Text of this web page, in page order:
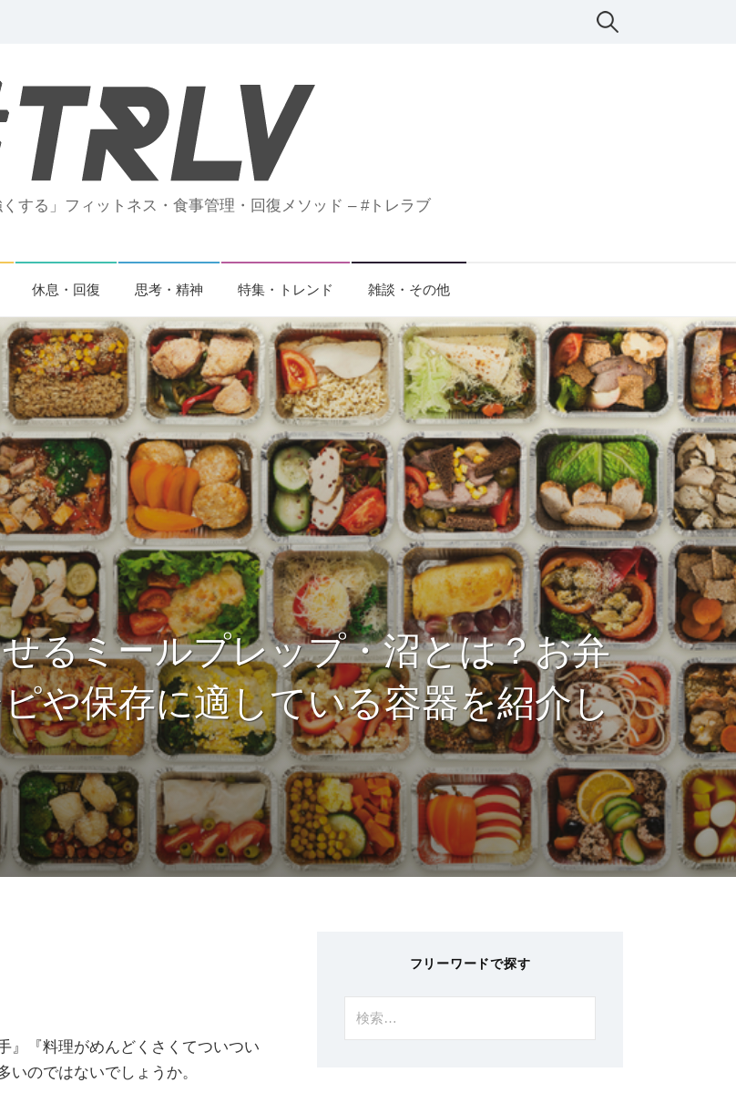
検
くする」フィットネス・食事管理・回復メソッド – #トレラブ
休息・回復 思考・精神 特集・トレンド 雑談・その他
るミールプレップ・沼とは？お弁
や保存に適している容器を紹介し
』『料理がめんどくさくてついつい
のではないでしょうか。
フリーワードで探す
索: